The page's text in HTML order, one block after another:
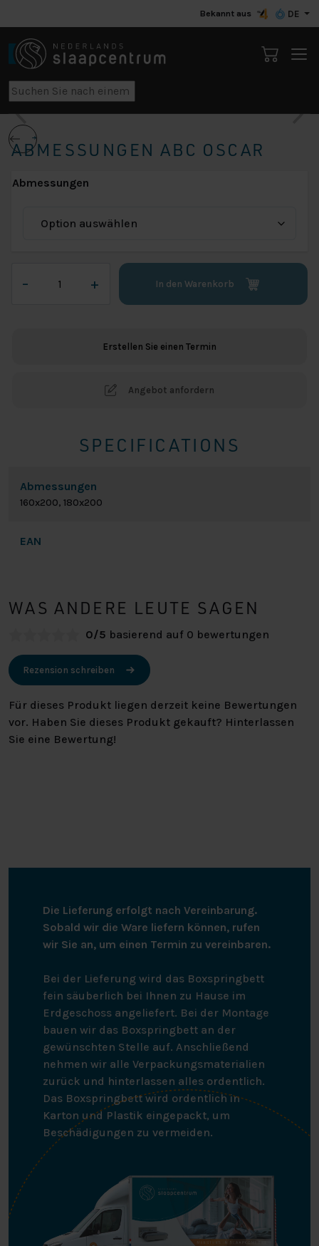
Bekannt aus DE
ABMESSUNGEN ABC OSCAR
Abmessungen
–
ABC
+ In den Warenkorb
Erstellen Sie einen Termin
Angebot anfordern
SPECIFICATIONS
Abmessungen
160x200, 180x200
EAN
WAS ANDERE LEUTE SAGEN
0/5 basierend auf 0 bewertungen
Rezension schreiben
Für dieses Produkt liegen derzeit keine Bewertungen
vor. Haben Sie dieses Produkt gekauft? Hinterlassen
Sie eine Bewertung!
Die Lieferung erfolgt nach Vereinbarung.
Sobald wir die Ware liefern können, rufen
wir Sie an, um einen Termin zu vereinbaren.
Bei der Lieferung wird das Boxspringbett
fein säuberlich bei Ihnen zu Hause im
Erdgeschoss angeliefert. Bei der Montage
bauen wir das Boxspringbett an der
gewünschten Stelle auf. Anschließend
nehmen wir alle Verpackungsmaterialien
zurück und hinterlassen alles ordentlich.
Das Boxspringbett wird ordentlich in
Karton und Plastik eingepackt, um
Beschädigungen zu vermeiden.